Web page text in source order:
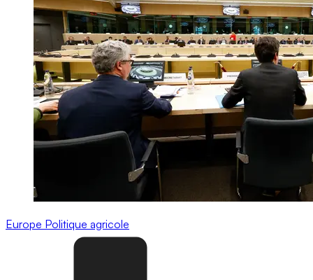
Europe Politique agricole